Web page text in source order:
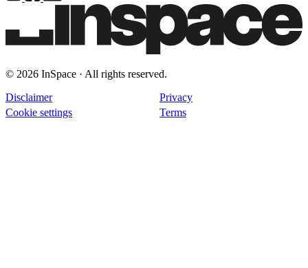
© 2026 InSpace · All rights reserved.
Disclaimer
Privacy
Cookie settings
Terms